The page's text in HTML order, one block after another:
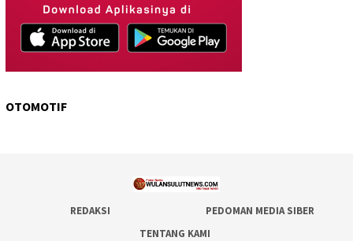
OTOMOTIF
REDAKSI
PEDOMAN MEDIA SIBER
TENTANG KAMI